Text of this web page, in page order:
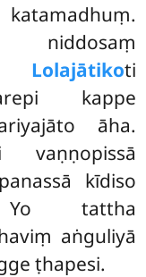
Lolajātikoti
kappe
āha.
vaṇṇopissā
kīdiso
Yo tattha
aṅguliyā
ṭhapesi.